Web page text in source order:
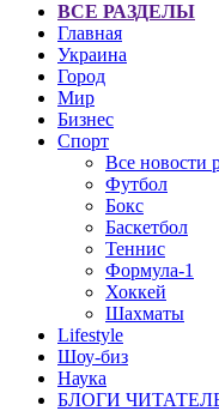
ВСЕ РАЗДЕЛЫ
Главная
Украина
Город
Мир
Бизнес
Спорт
Все новости
Футбол
Бокс
Баскетбол
Теннис
Формула-1
Хоккей
Шахматы
Lifestyle
Шоу-биз
Наука
БЛОГИ